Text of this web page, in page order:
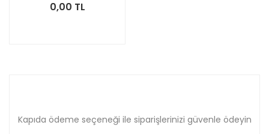
0,00 TL
Kapıda ödeme seçeneği ile siparişlerinizi güvenle ödeyin